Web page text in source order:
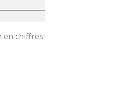
en chiffres